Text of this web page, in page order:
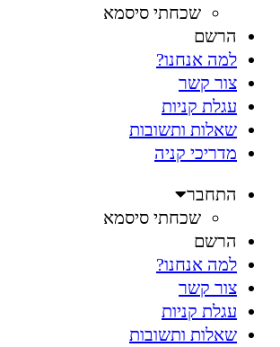
שכחתי סיסמא
הרשם
למה אנחנו?
צור קשר
עגלת קניות
שאלות ותשובות
מדריכי קניה
התחבר
שכחתי סיסמא
הרשם
למה אנחנו?
צור קשר
עגלת קניות
שאלות ותשובות